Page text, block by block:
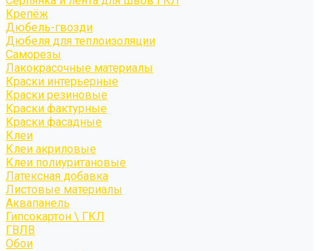
Крепёж
Дюбель-гвозди
Дюбеля для теплоизоляции
Саморезы
Лакокрасочные материалы
Краски интерьерные
Краски резиновые
Краски фактурные
Краски фасадные
Клеи
Клеи акриловые
Клеи полиуритановые
Латексная добавка
Листовые материалы
Аквапанель
Гипсокартон \ ГКЛ
ГВЛВ
Обои